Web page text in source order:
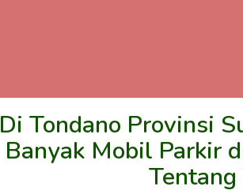
Di Tondano Provinsi
Banyak Mobil Parkir